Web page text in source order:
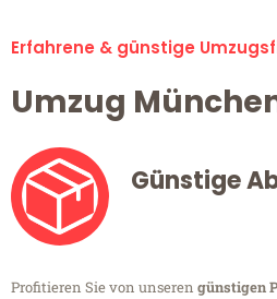
Erfahrene & günstige
Umzug
Günstige
Profitieren Sie von unseren günstigen